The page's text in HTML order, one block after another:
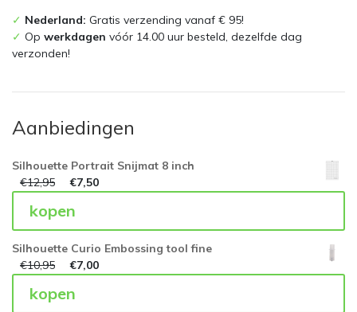
✓ Nederland: Gratis verzending vanaf € 95!
✓ Op werkdagen vóór 14.00 uur besteld, dezelfde dag
verzonden!
Aanbiedingen
Silhouette Portrait Snijmat 8 inch
€12,95 €7,50
kopen
Silhouette Curio Embossing tool fine
€10,95 €7,00
kopen